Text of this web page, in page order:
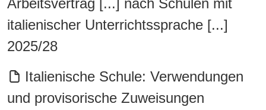
Arbeitsvertrag [...] nach Schulen mit
italienischer Unterrichtssprache [...]
2025/28
Italienische Schule: Verwendungen
und provisorische Zuweisungen